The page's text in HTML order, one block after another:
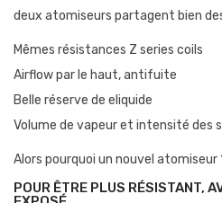
deux atomiseurs partagent bien
Mêmes résistances Z series coils
Airflow par le haut, antifuite
Belle réserve de eliquide
Volume de vapeur et intensité des
Alors pourquoi un nouvel atomiseur
POUR ÊTRE PLUS RÉSISTANT,